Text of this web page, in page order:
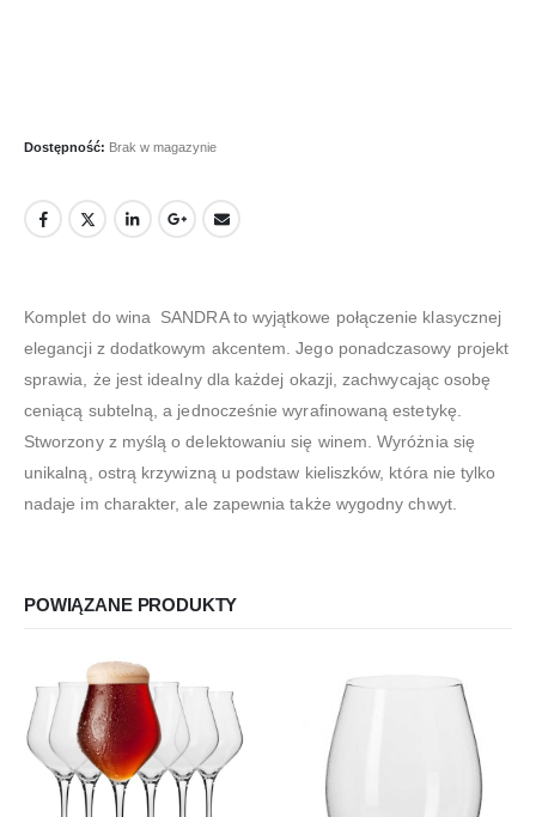
Dostępność: Brak w magazynie
Komplet do wina SANDRA to wyjątkowe połączenie klasycznej
elegancji z dodatkowym akcentem. Jego ponadczasowy projekt
sprawia, że ​​jest idealny dla każdej okazji, zachwycając osobę
ceniącą subtelną, a jednocześnie wyrafinowaną estetykę.
Stworzony z myślą o delektowaniu się winem. Wyróżnia się
unikalną, ostrą krzywizną u podstaw kieliszków, która nie tylko
nadaje im charakter, ale zapewnia także wygodny chwyt.
POWIĄZANE PRODUKTY